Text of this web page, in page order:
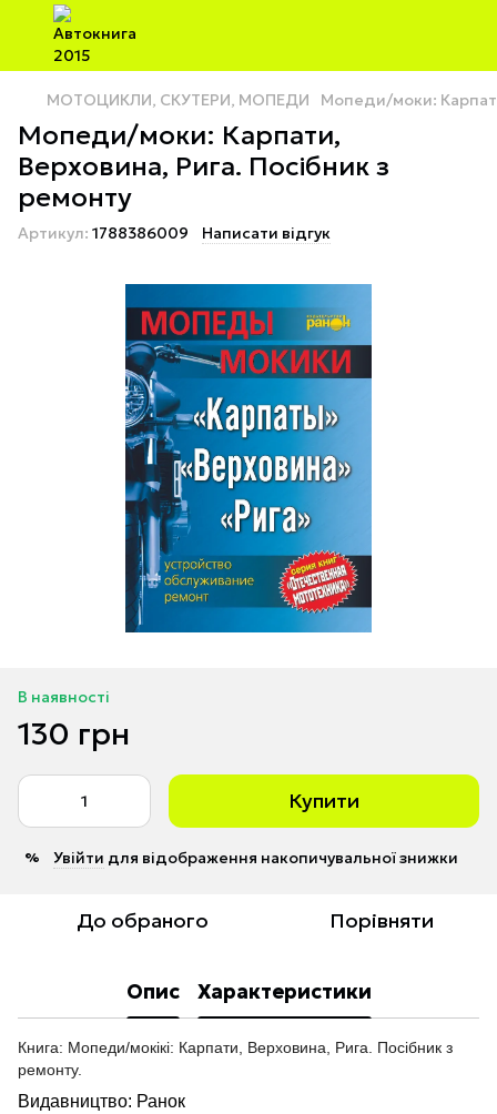
МОТОЦИКЛИ, СКУТЕРИ, МОПЕДИ Мопеди/моки:
Мопеди/моки: Карпати,
Верховина, Рига. Посібник з
ремонту
Артикул: 1788386009 Написати відгук
В наявності
130 грн
Купити
% Увійти для відображення накопичувальної знижки
До обраного Порівняти
Опис Характеристики
Книга: Мопеди/мокікі: Карпати, Верховина, Рига. Посібник з
ремонту.
Видавництво: Ранок